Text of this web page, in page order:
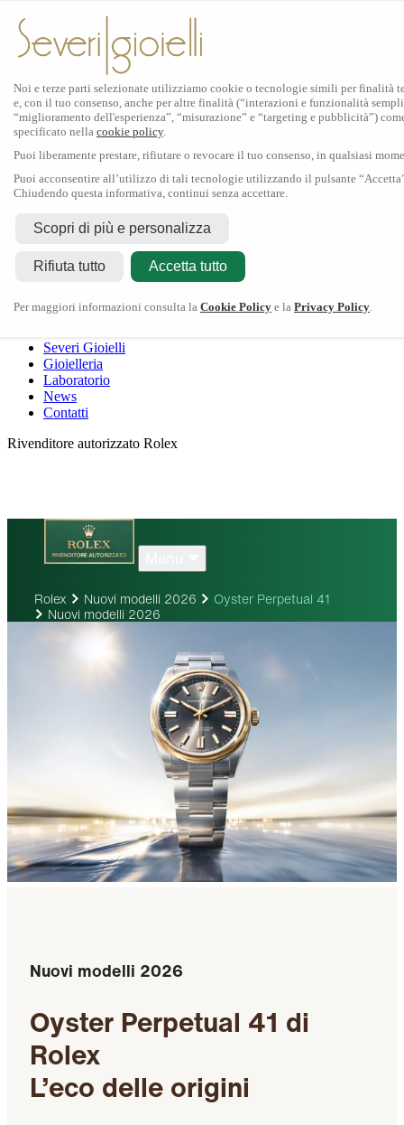
Rolex
Rolex Certified Pre-Owned
Tudor
La collezioneTudor shop
Dodo
Severi Gioielli
Gioielleria
Laboratorio
News
Contatti
Rivenditore autorizzato Rolex
Scopri Rolex
Orologi Rolex
Nuovi modelli 2026
Accessori Rolex
L'arte dell'orologeria
Manutenzione
Oyster Story
Contattaci
Rolex Nuovi modelli 2026
Oyster Perpetual 41
Nuovi modelli 2026
Nuovi modelli 2026
Oyster Perpetual 41 di
Rolex
L’eco delle origini
Noi e terze parti selezionate utilizziamo cookie o tecnologie simili per finalità
e, con il tuo consenso, anche per altre finalità (“interazioni e funzionalità
“miglioramento dell'esperienza”, “misurazione” e “targeting e pubblicità”)
specificato nella cookie policy.
Puoi liberamente prestare, rifiutare o revocare il tuo consenso, in qualsiasi
Puoi acconsentire all’utilizzo di tali tecnologie utilizzando il pulsante
Chiudendo questa informativa, continui senza accettare.
Scopri di più e personalizza
Rifiuta tutto Accetta tutto
Per maggiori informazioni consulta la Cookie Policy e la Privacy Policy.